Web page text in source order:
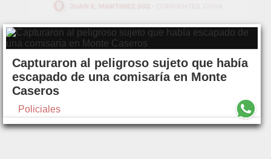
Capturaron al peligroso sujeto que había
escapado de una comisaría en Monte
Caseros
Policiales